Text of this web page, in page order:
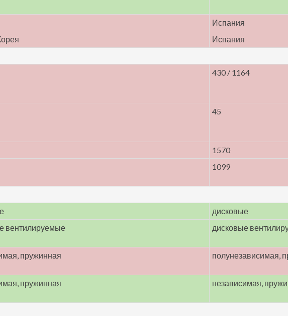
Испания
Испания
430 / 1164
45
1570
1099
дисковые
вентилируемые дисковые
пружинная полунезависимая,
пружинная независимая,